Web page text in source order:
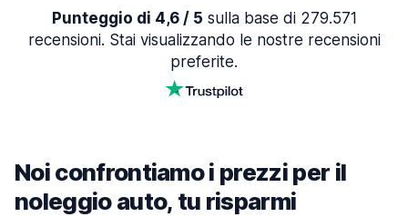
Punteggio di 4,6 / 5 sulla base di 279.571
recensioni. Stai visualizzando le nostre recensioni
preferite.
Noi confrontiamo i prezzi per il
noleggio auto, tu risparmi